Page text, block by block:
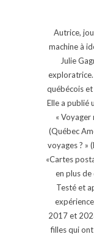
Autrice,
machine à
Julie
québécois
Elle a publié
« Voyager
(Québec
voyages ? »
«Cartes
en plus
Testé et
2017 et
filles qui